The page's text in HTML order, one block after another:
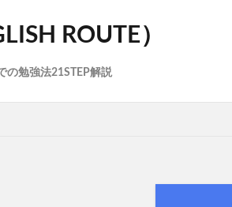
ROUTE）
の勉強法21STEP解説